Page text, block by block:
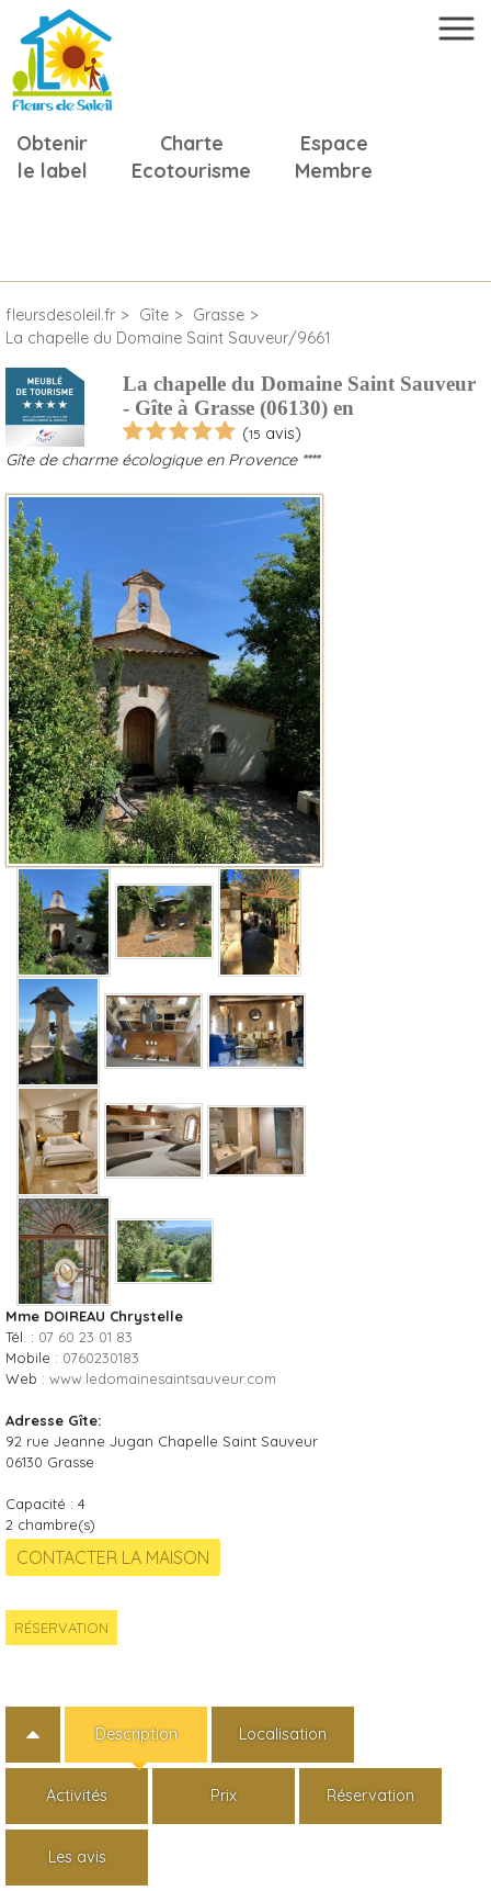
Obtenir
le label
Charte
Ecotourisme
Espace
Membre
fleursdesoleil.fr Gîte
Grasse
La chapelle du Domaine Saint Sauveur/9661
La chapelle du Domaine Saint Sauveur
- Gîte à Grasse (06130) en
(15 avis)
Gîte de charme écologique en Provence ****
Mme DOIREAU Chrystelle
Tél. : 07 60 23 01 83
Mobile : 0760230183
Web : www.ledomainesaintsauveur.com
Adresse Gîte:
92 rue Jeanne Jugan Chapelle Saint Sauveur
06130 Grasse
Capacité : 4
2 chambre(s)
RÉSERVATION
Description Localisation
Activités Prix Réservation
Les avis